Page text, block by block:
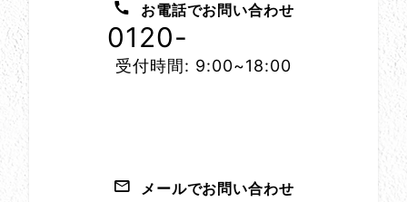
お電話でお問い合わせ
0120-
受付時間: 9:00~18:00
メールでお問い合わせ